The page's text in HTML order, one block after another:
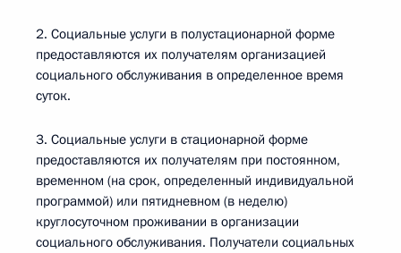
2. Социальные услуги в полустационарной форме
предоставляются их получателям организацией
социального обслуживания в определенное время
суток.
3. Социальные услуги в стационарной форме
предоставляются их получателям при постоянном,
временном (на срок, определенный индивидуальной
программой) или пятидневном (в неделю)
круглосуточном проживании в организации
социального обслуживания. Получатели социальных